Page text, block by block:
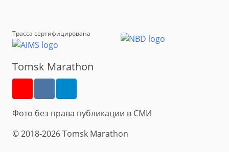
Трасса сертифицирована
Tomsk Marathon
Фото без права публикации в СМИ
© 2018-2026 Tomsk Marathon